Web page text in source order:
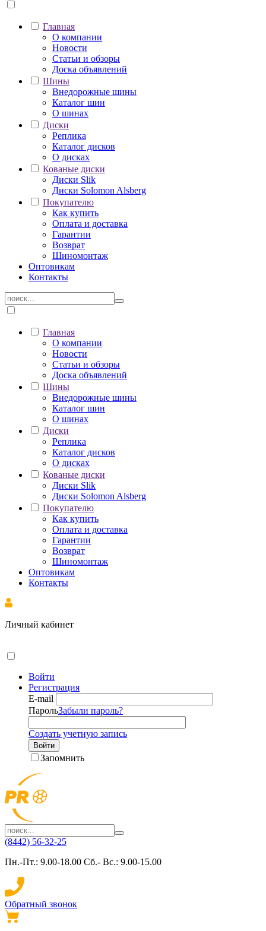
Главная
О компании
Новости
Статьи и обзоры
Доска объявлений
Шины
Внедорожные шины
Каталог шин
О шинах
Диски
Реплика
Каталог дисков
О дисках
Кованые диски
Диски Slik
Диски Solomon Alsberg
Покупателю
Как купить
Оплата и доставка
Гарантии
Возврат
Шиномонтаж
Оптовикам
Контакты
Главная
О компании
Новости
Статьи и обзоры
Доска объявлений
Шины
Внедорожные шины
Каталог шин
О шинах
Диски
Реплика
Каталог дисков
О дисках
Кованые диски
Диски Slik
Диски Solomon Alsberg
Покупателю
Как купить
Оплата и доставка
Гарантии
Возврат
Шиномонтаж
Оптовикам
Контакты
Личный кабинет
Войти
Регистрация
E-mail
ПарольЗабыли пароль?
Создать учетную запись
Войти
Запомнить
(8442) 56-32-25
Пн.-Пт.: 9.00-18.00 Сб.- Вс.: 9.00-15.00
Обратный звонок